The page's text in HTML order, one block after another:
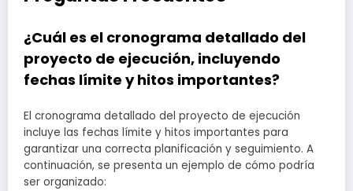
¿Cuál es el cronograma detallado del
proyecto de ejecución, incluyendo
fechas límite y hitos importantes?
El cronograma detallado del proyecto de ejecución
incluye las fechas límite y hitos importantes para
garantizar una correcta planificación y seguimiento. A
continuación, se presenta un ejemplo de cómo podría
ser organizado: